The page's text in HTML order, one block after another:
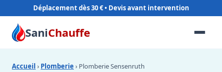
Déplacement dès 30 €
SaniChauffe
Accueil › Plomberie › Plomberie Sensenruth